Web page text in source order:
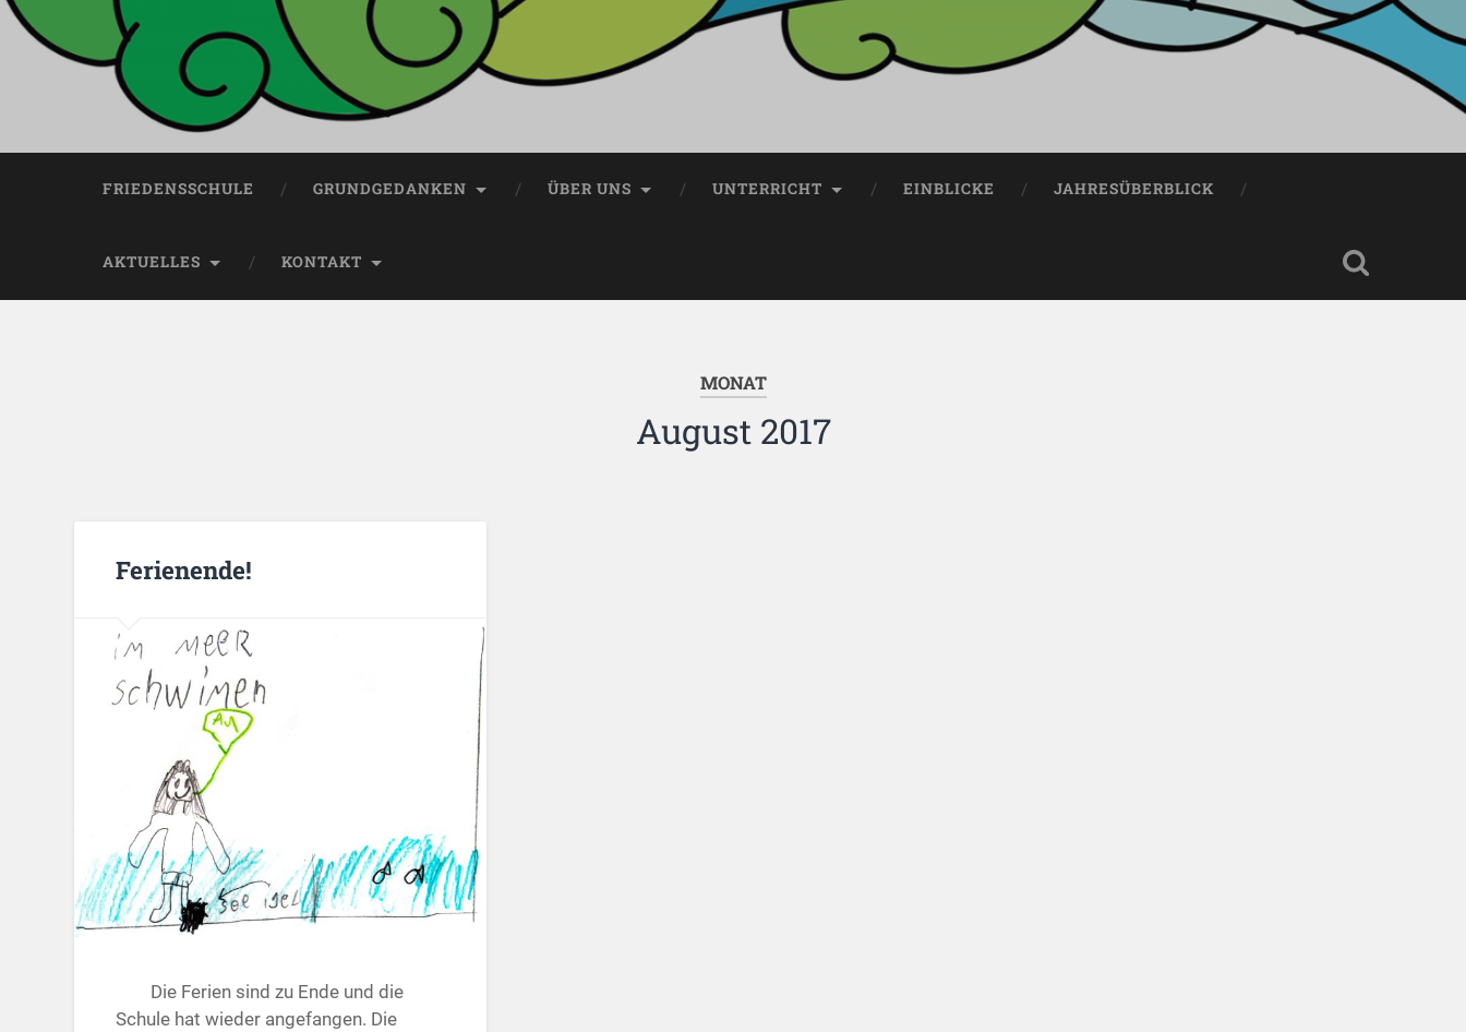
FRIEDENSSCHULE GRUNDGEDANKEN ÜBER UNS UNTERRICHT EINBLICKE JAHRESÜBERBLICK
AKTUELLES KONTAKT
MONAT
August 2017
Ferienende!
Die Ferien sind zu Ende und die
Schule hat wieder angefangen. Die